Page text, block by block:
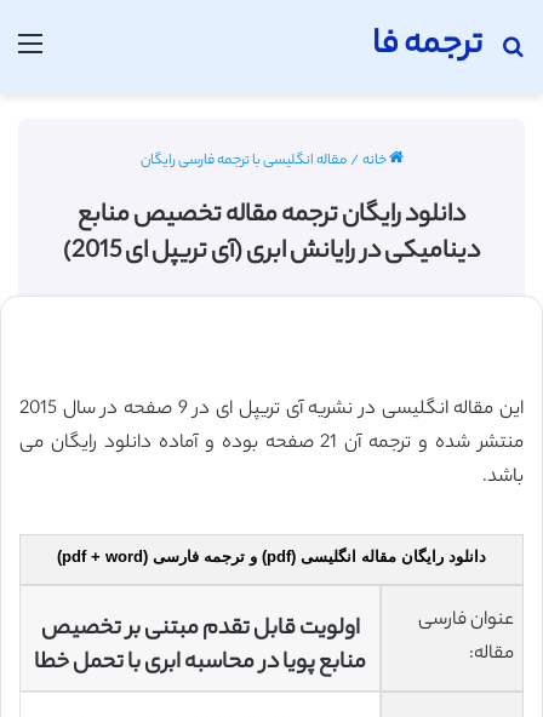
ترجمه فا
جستجو برای
خانه/مقاله انگلیسی با ترجمه فارسی رایگان
دانلود رایگان ترجمه مقاله تخصیص منابع
دینامیکی در رایانش ابری (آی تریپل ای 2015)
این مقاله انگلیسی در نشریه آی تریپل ای در 9 صفحه در سال 2015
منتشر شده و ترجمه آن 21 صفحه بوده و آماده دانلود رایگان می
باشد.
دانلود رایگان مقاله انگلیسی (pdf) و ترجمه فارسی (pdf + word)
عنوان فارسی
مقاله:
اولویت قابل تقدم مبتنی بر تخصیص
منابع پویا در محاسبه ابری با تحمل خطا